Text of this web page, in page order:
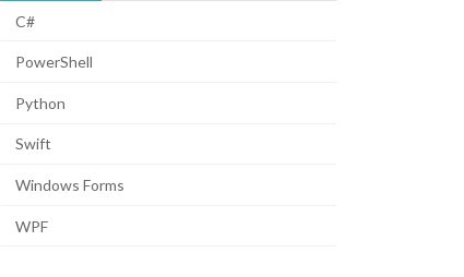
C#
PowerShell
Python
Swift
Windows Forms
WPF